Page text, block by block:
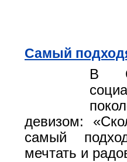
Самый
В
девизом:
самый
мечтать и